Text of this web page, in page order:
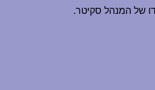
של המנהל סקיטר.